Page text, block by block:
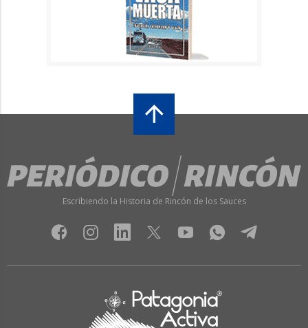
Escribiendo la Historia de Rincón de los Sauces